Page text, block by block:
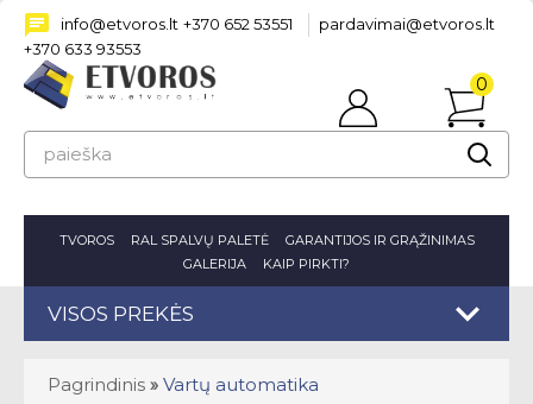
info@etvoros.lt +370 652 53551
pardavimai@etvoros.lt
+370 633 93553
Prisijungti
0
-
0.00€
TVOROS RAL SPALVŲ PALETĖ
GARANTIJOS IR GRĄŽINIMAS
GALERIJA
KAIP PIRKTI?
VISOS PREKĖS
Pagrindinis » Vartų automatika